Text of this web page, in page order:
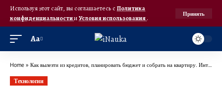
Используя этот сайт, вы соглашаетесь с Политика
конфиденциальностииУсловия использования.
Принять
Аа
Home » Как вылезти из кредитов, планировать бюджет и собрать на квартиру. Интервью финансового эксперта Елены Шепель
Технологии